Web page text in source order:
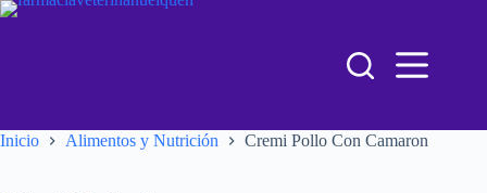
Inicio Alimentos y Nutrición Cremi Pollo Con Camaron